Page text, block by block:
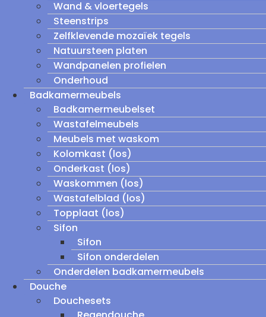
Wand & vloertegels
Steenstrips
Zelfklevende mozaïek tegels
Natuursteen platen
Wandpanelen profielen
Onderhoud
Badkamermeubels
Badkamermeubelset
Wastafelmeubels
Meubels met waskom
Kolomkast (los)
Onderkast (los)
Waskommen (los)
Wastafelblad (los)
Topplaat (los)
Sifon
Sifon
Sifon onderdelen
Onderdelen badkamermeubels
Douche
Douchesets